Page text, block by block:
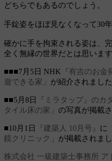
どちらでもあるのでしょう。
手錠姿をほぼ見なくなって30年
確かに手を拘束される姿は、
全く無縁の世界だとは思います
■■■7月5日 NHK 『有吉のお金
遊できる家」 が紹介されまし
■■5月8日 『ミラタップ』のカ
タイル床の家」 の写真が掲載
■10月1日 『建築人 10月号』 に
鏡クリニック」 が掲載されま
株式会社 一級建築士事務所 ア